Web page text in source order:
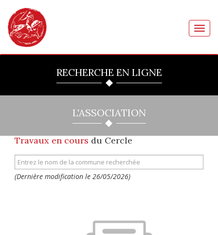
RECHERCHE EN LIGNE
L'ASSOCIATION
Travaux en cours du Cercle
(Dernière modification le 26/05/2026)